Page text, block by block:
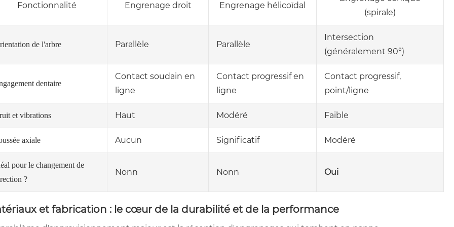
Fonctionnalité Engrenage droit Engrenage hélicoïdal
(spirale)
de l'arbre Parallèle Parallèle
Intersection
(généralement 90°)
dentaire
Contact soudain en
ligne
Contact progressif en
ligne
Contact progressif,
point/ligne
et vibrations Haut Modéré Faible
axiale Aucun Significatif Modéré
pour le changement de
?
Nonn Nonn Oui
et fabrication : le cœur de la durabilité et de la performance